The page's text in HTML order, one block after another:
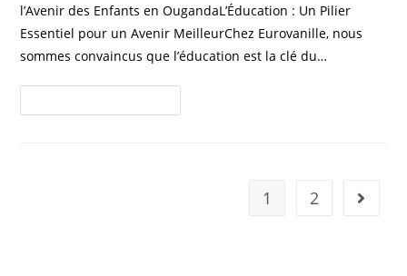
l’Avenir des Enfants en OugandaL’Éducation : Un Pilier
Essentiel pour un Avenir MeilleurChez Eurovanille, nous
sommes convaincus que l’éducation est la clé du…
1 2